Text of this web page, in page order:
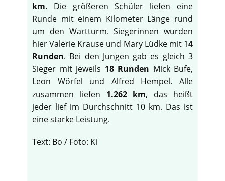
km. Die größeren Schüler liefen eine
Runde mit einem Kilometer Länge rund
um den Wartturm. Siegerinnen wurden
hier Valerie Krause und Mary Lüdke mit 14
Runden. Bei den Jungen gab es gleich 3
Sieger mit jeweils 18 Runden Mick Bufe,
Leon Wörfel und Alfred Hempel. Alle
zusammen liefen 1.262 km, das heißt
jeder lief im Durchschnitt 10 km. Das ist
eine starke Leistung.
Text: Bo / Foto: Ki